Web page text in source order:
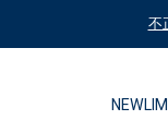
不
NEW